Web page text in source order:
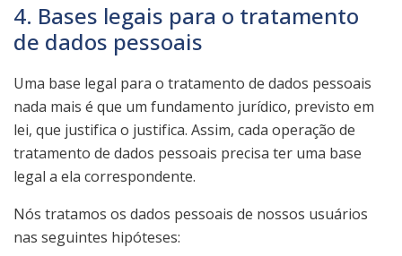
4. Bases legais para o tratamento
de dados pessoais
Uma base legal para o tratamento de dados pessoais
nada mais é que um fundamento jurídico, previsto em
lei, que justifica o justifica. Assim, cada operação de
tratamento de dados pessoais precisa ter uma base
legal a ela correspondente.
Nós tratamos os dados pessoais de nossos usuários
nas seguintes hipóteses: